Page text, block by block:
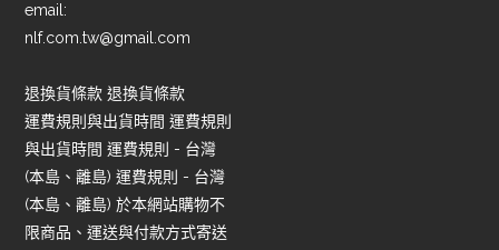
email:
nlf.com.tw@gmail.com
退換貨條款 退換貨條款
運費規則與出貨時間 運費規則
與出貨時間 運費規則 - 台灣
(本島、離島) 運費規則 - 台灣
(本島、離島) 於本網站購物不
限商品、運送與付款方式寄送